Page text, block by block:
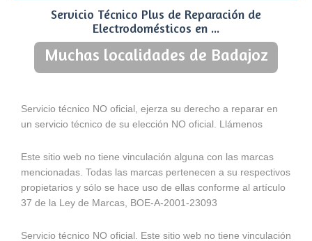
Servicio Técnico Plus de Reparación de
Electrodomésticos en ...
Muchas localidades de Badajoz
Servicio técnico NO oficial, ejerza su derecho a reparar en
un servicio técnico de su elección NO oficial. Llámenos
Este sitio web no tiene vinculación alguna con las marcas
mencionadas. Todas las marcas pertenecen a su respectivos
propietarios y sólo se hace uso de ellas conforme al artículo
37 de la Ley de Marcas, BOE-A-2001-23093
Servicio técnico NO oficial. Este sitio web no tiene vinculación